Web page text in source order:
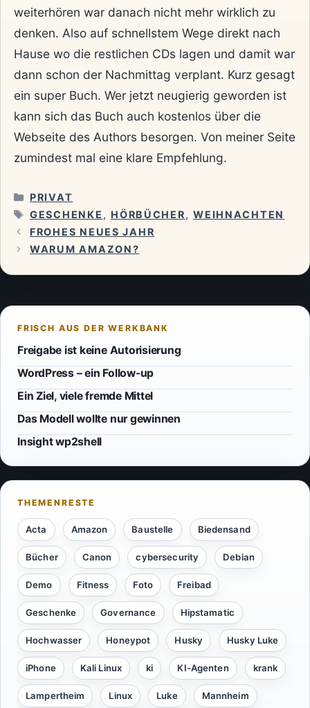
weiterhören war danach nicht mehr wirklich zu
denken. Also auf schnellstem Wege direkt nach
Hause wo die restlichen CDs lagen und damit war
dann schon der Nachmittag verplant. Kurz gesagt
ein super Buch. Wer jetzt neugierig geworden ist
kann sich das Buch auch kostenlos über die
Webseite des Authors besorgen. Von meiner Seite
zumindest mal eine klare Empfehlung.
KATEGORIEN
PRIVAT
SCHLAGWÖRTER
GESCHENKE , HÖRBÜCHER,WEIHNACHTEN
FROHES NEUES JAHR
WARUM AMAZON?
Freigabe ist keine Autorisierung
WordPress – ein Follow-up
Ein Ziel, viele fremde Mittel
Das Modell wollte nur gewinnen
Insight wp2shell
Acta Amazon Baustelle Biedensand
Bücher Canon cybersecurity Debian
Demo Fitness Foto Freibad
Geschenke Governance Hipstamatic
Hochwasser Honeypot Husky Husky Luke
iPhone Kali Linux ki KI-Agenten krank
Lampertheim Linux Luke Mannheim